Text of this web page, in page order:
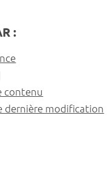
:
contenu
dernière modification